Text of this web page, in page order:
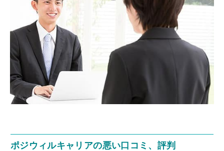
ポジウィルキャリアの悪い口コミ、評判